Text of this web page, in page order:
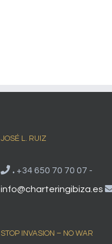
JOSÉ L. RUIZ
. +34 650 70 70 07 -
info@charteringibiza.es
STOP INVASION – NO WAR